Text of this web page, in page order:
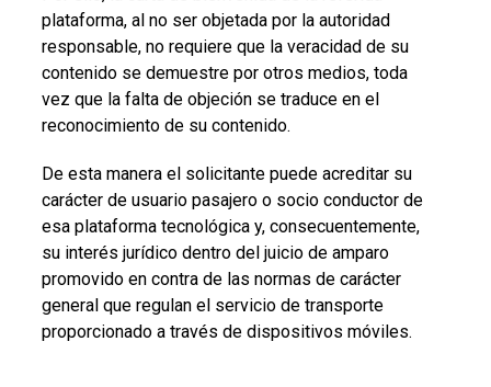
plataforma, al no ser objetada por la autoridad
responsable, no requiere que la veracidad de su
contenido se demuestre por otros medios, toda
vez que la falta de objeción se traduce en el
reconocimiento de su contenido.
De esta manera el solicitante puede acreditar su
carácter de usuario pasajero o socio conductor de
esa plataforma tecnológica y, consecuentemente,
su interés jurídico dentro del juicio de amparo
promovido en contra de las normas de carácter
general que regulan el servicio de transporte
proporcionado a través de dispositivos móviles.